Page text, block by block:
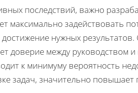
последствий, важно
максимально задействовать
нужных
доверие между руководством
к минимуму вероятность
задач, значительно повышает